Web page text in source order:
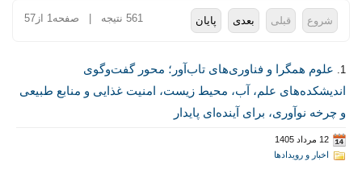
شروع قبلی بعدی پایان 561 نتیجه | صفحه1 از57
1.
علوم همگرا و فناوری‌های تاب‌آور؛ محور گفت‌وگوی
اندیشکده‌های علم، آب، محیط‌ زیست، امنیت غذایی و منابع طبیعی
و چرخه نوآوری، برای آینده‌ای پایدار
12 مرداد 1405
اخبار و رویدادها